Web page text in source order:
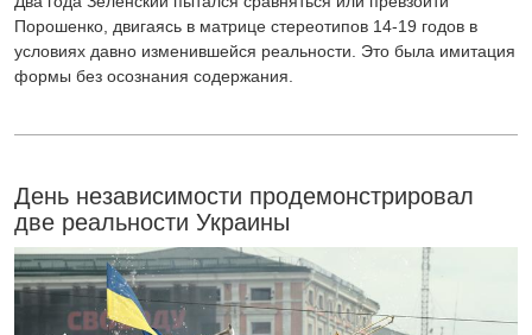
Порошенко, двигаясь в матрице стереотипов 14-19 годов в
условиях давно изменившейся реальности. Это была имитация
формы без осознания содержания.
День независимости продемонстрировал
две реальности Украины